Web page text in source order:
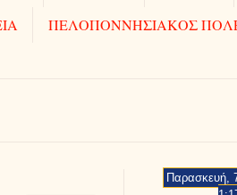
ΠΕΛΟΠΟΝΝΗΣΙΑΚΟΣ
Παρασκευή,